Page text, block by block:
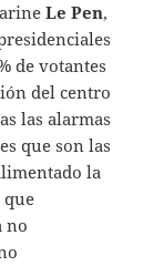
Le Pen,
de votantes
del centro
las alarmas
que son las
la
que
no